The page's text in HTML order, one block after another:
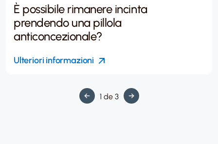
È possibile rimanere incinta
prendendo una pillola
anticoncezionale?
Ulteriori informazioni
1 de 3